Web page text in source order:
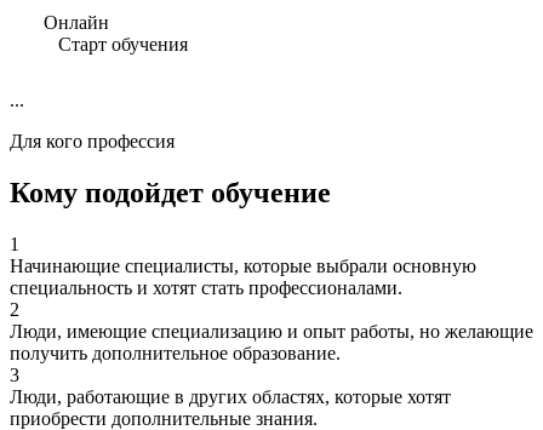
Онлайн
Старт обучения
...
Для кого профессия
Кому подойдет обучение
1
Начинающие специалисты, которые выбрали основную
специальность и хотят стать профессионалами.
2
Люди, имеющие специализацию и опыт работы, но желающие
получить дополнительное образование.
3
Люди, работающие в других областях, которые хотят
приобрести дополнительные знания.